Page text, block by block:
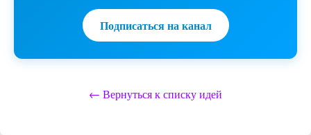
Подписаться на канал
← Вернуться к списку идей